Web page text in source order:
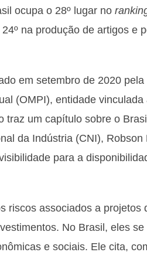
ocupa o 28º lugar no
na produção de artigos e
em setembro de 2020
(OMPI), entidade
traz um capítulo sobre o
da Indústria (CNI),
para a
riscos associados a
No Brasil, eles
e sociais. Ele cita,